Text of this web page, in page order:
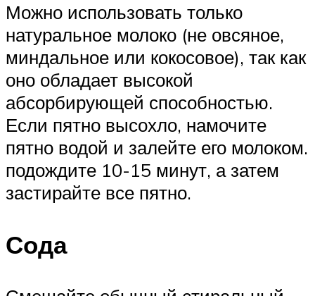
Можно использовать только
натуральное молоко (не овсяное,
миндальное или кокосовое), так как
оно обладает высокой
абсорбирующей способностью.
Если пятно высохло, намочите
пятно водой и залейте его молоком.
подождите 10-15 минут, а затем
застирайте все пятно.
Сода